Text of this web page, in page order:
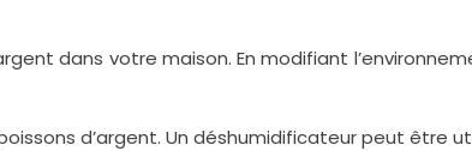
dans votre maison. En modifiant
d’argent. Un déshumidificateur peut être